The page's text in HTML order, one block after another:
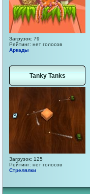
Загрузок: 79
Рейтинг: нет голосов
Аркады
Tanky Tanks
Загрузок: 125
Рейтинг: нет голосов
Стрелялки